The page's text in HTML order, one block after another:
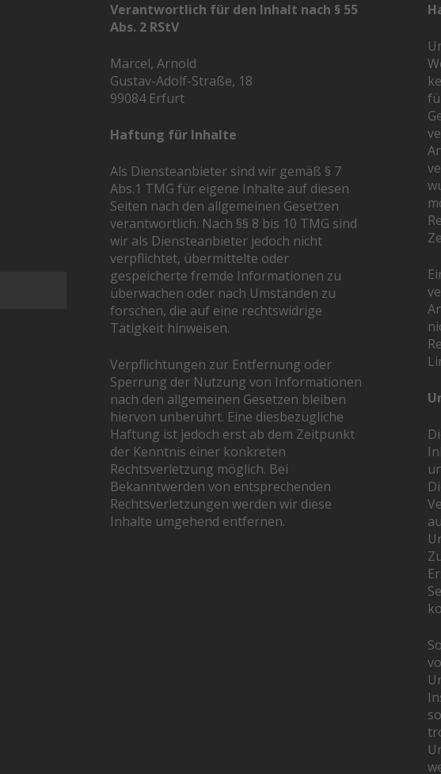
Verantwortlich für den Inhalt nach § 55
Abs. 2 RStV
Marcel, Arnold
Gustav-Adolf-Straße, 18
99084 Erfurt
Haftung für Inhalte
Als Diensteanbieter sind wir gemäß § 7
Abs.1 TMG für eigene Inhalte auf diesen
Seiten nach den allgemeinen Gesetzen
verantwortlich. Nach §§ 8 bis 10 TMG sind
wir als Diensteanbieter jedoch nicht
verpflichtet, übermittelte oder
gespeicherte fremde Informationen zu
überwachen oder nach Umständen zu
forschen, die auf eine rechtswidrige
Tätigkeit hinweisen.
Verpflichtungen zur Entfernung oder
Sperrung der Nutzung von Informationen
nach den allgemeinen Gesetzen bleiben
hiervon unberührt. Eine diesbezügliche
Haftung ist jedoch erst ab dem Zeitpunkt
der Kenntnis einer konkreten
Rechtsverletzung möglich. Bei
Bekanntwerden von entsprechenden
Rechtsverletzungen werden wir diese
Inhalte umgehend entfernen.